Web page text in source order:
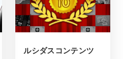
ルシダスコンテンツ